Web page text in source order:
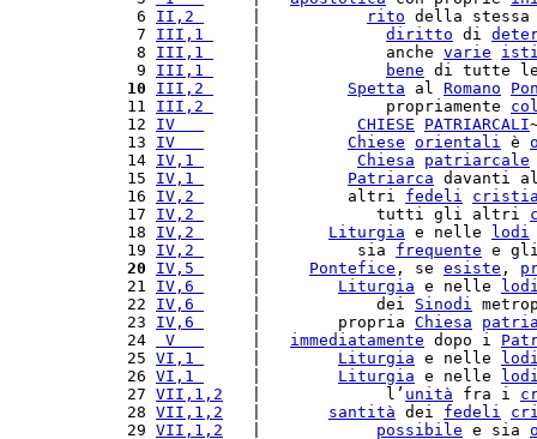
  6
II,2 rito della
  7
III,1 diritto di
  8
III,1
    |             anche
varie
  9
III,1 bene di tutte
10
III,2 Spetta al Romano
11 III,2
    |             propriamente
12 IV CHIESE PATRIARCALI
13 IV Chiese orientali è
14 IV,1 Chiesa
patriarcale
15 IV,1 Patriarca davanti
16 IV,2
     |         altri
fedeli
17 IV,2
     |            tutti gli altri
18 IV,2 Liturgia e nelle
lodi
19 IV,2
     |          sia
frequente e
20
IV,5 Pontefice , se esiste ,
21 IV,6 Liturgia e nelle
22 IV,6
     |            dei
Sinodi
23 IV,6
     |        propria
Chiesa
24
V immediatamente dopo i
25 VI,1 Liturgia e nelle
26 VI,1 Liturgia e nelle
27 VII,1,2
   |             l’
unità fra i
28 VII,1,2 santità dei fedeli
29 VII,1,2 possibile e sia